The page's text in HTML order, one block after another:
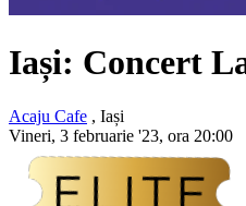
Iași: Concert
Acaju Cafe , Iași
Vineri, 3 februarie '23, ora 20:00